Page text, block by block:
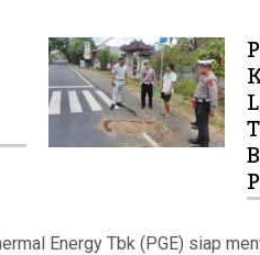
Energy Tbk (PGE) siap